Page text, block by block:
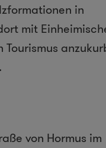
in
mit
von Hormus im